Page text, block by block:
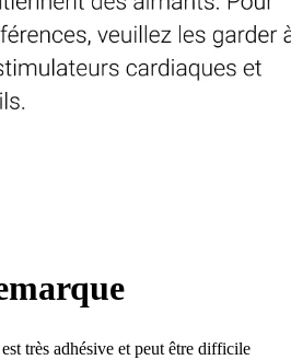
très adhésive et peut être difficile